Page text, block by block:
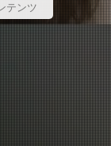
テンツ